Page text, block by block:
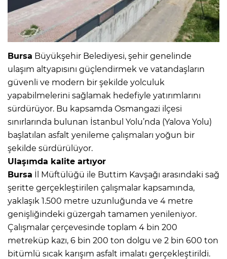
Bursa Büyükşehir Belediyesi, şehir genelinde
ulaşım altyapısını güçlendirmek ve vatandaşların
güvenli ve modern bir şekilde yolculuk
yapabilmelerini sağlamak hedefiyle yatırımlarını
sürdürüyor. Bu kapsamda Osmangazi ilçesi
sınırlarında bulunan İstanbul Yolu’nda (Yalova Yolu)
başlatılan asfalt yenileme çalışmaları yoğun bir
şekilde sürdürülüyor.
Ulaşımda kalite artıyor
Bursa İl Müftülüğü ile Buttim Kavşağı arasındaki sağ
şeritte gerçekleştirilen çalışmalar kapsamında,
yaklaşık 1.500 metre uzunluğunda ve 4 metre
genişliğindeki güzergah tamamen yenileniyor.
Çalışmalar çerçevesinde toplam 4 bin 200
metreküp kazı, 6 bin 200 ton dolgu ve 2 bin 600 ton
bitümlü sıcak karışım asfalt imalatı gerçekleştirildi.